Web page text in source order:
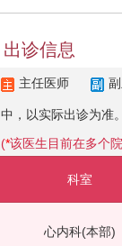
出诊信息
主任医师
中，以实际出诊为准
(*该医生目前在多个
科室
心内科(本部)